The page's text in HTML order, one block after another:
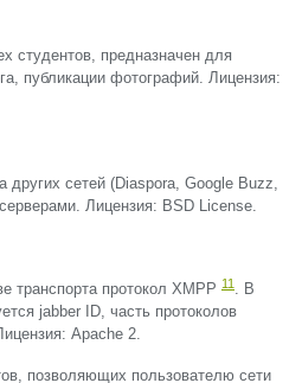
студентов, предназначен для
публикации фотографий. Лицензия:
сетей (Diaspora, Google Buzz,
Лицензия: BSD License.
транспорта протокол XMPP 11 . В
jabber ID, часть протоколов
Apache 2.
позволяющих пользователю сети